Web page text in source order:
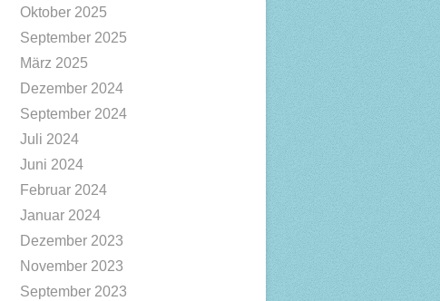
Oktober 2025
September 2025
März 2025
Dezember 2024
September 2024
Juli 2024
Juni 2024
Februar 2024
Januar 2024
Dezember 2023
November 2023
September 2023